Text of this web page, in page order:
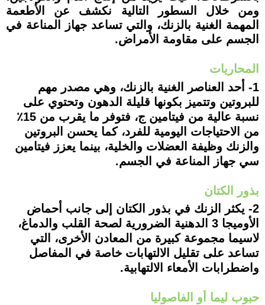
ومن خلال السطور التالية نكشف عن الأطعمة
المهمة الغنية بالزنك، والتي تساعد جهاز المناعة في
الجسم على مقاومة الأمراض.
المحاريات
1- أحد العناصر الغنية بالزنك، وهي مصدر مهم
للبروتين وتتميز بكونها قليلة الدهون وتحتوي على
نسبة عالية من فيتامين ج، فتوفر ما يقرب من 15٪
من الاحتياجات اليومية للفرد، كما يحسن البروتين
والزنك وظيفة العضلات والخلية، بينما يعزز فيتامين
سي جهاز المناعة في الجسم.
بذور الكتان
2- يكثر الزنك في بذور الكتان إلى جانب أحماض
الأوميجا 3 الدهنية الضرورية لصحة القلب والدماغ،
لاسيما مجموعة كبيرة من المعادن الأخرى، التي
تساعد على تقليل الالتهابات خاصة في المفاصل
واضطرابات الأمعاء الالتهابية.
حبوب ليما أو الفاصوليا